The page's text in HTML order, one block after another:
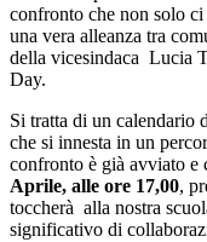
confronto che non solo ci
una vera alleanza tra
della vicesindaca Lucia
Day.
Si tratta di un calendario
che si innesta in un
confronto è già avviato
Aprile, alle ore 17,00,
toccherà alla nostra
significativo di